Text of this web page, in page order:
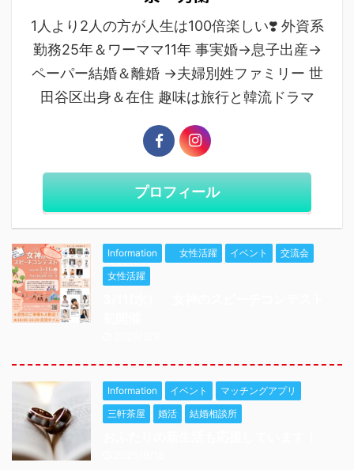
1人より2人の方が人生は100倍楽しい❣️ 外資系
勤務25年＆ワーママ11年 事実婚→息子出産→
ペーパー結婚＆離婚 →夫婦別姓ファミリー 世
田谷区出身＆在住 趣味は旅行と韓流ドラマ
プロフィール
Information 女性活躍 イベント
交流会
女性活躍
Information イベント
マッチングアプリ
三軒茶屋
婚活 結婚相談所